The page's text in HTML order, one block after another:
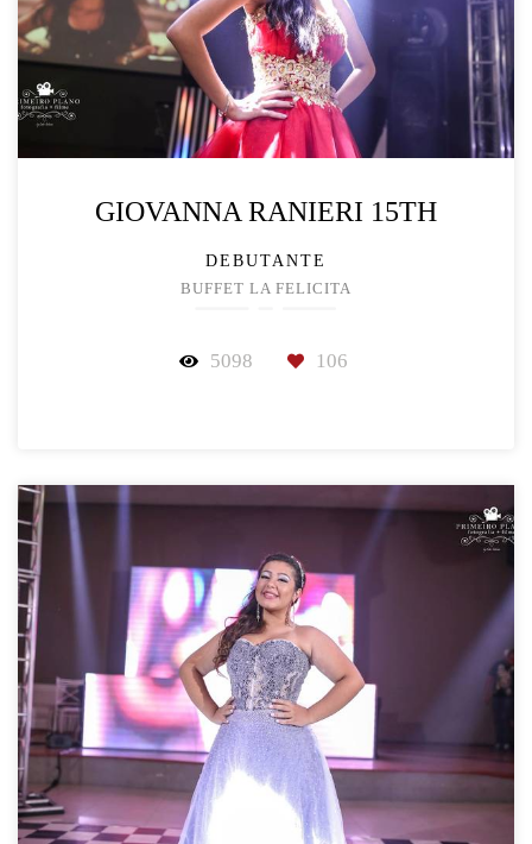
GIOVANNA RANIERI 15TH
DEBUTANTE
BUFFET LA FELICITA
5098 106